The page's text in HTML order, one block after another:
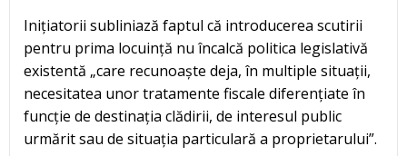
Inițiatorii subliniază faptul că introducerea scutirii
pentru prima locuință nu încalcă politica legislativă
existentă „care recunoaște deja, în multiple situații,
necesitatea unor tratamente fiscale diferențiate în
funcție de destinația clădirii, de interesul public
urmărit sau de situația particulară a proprietarului”.